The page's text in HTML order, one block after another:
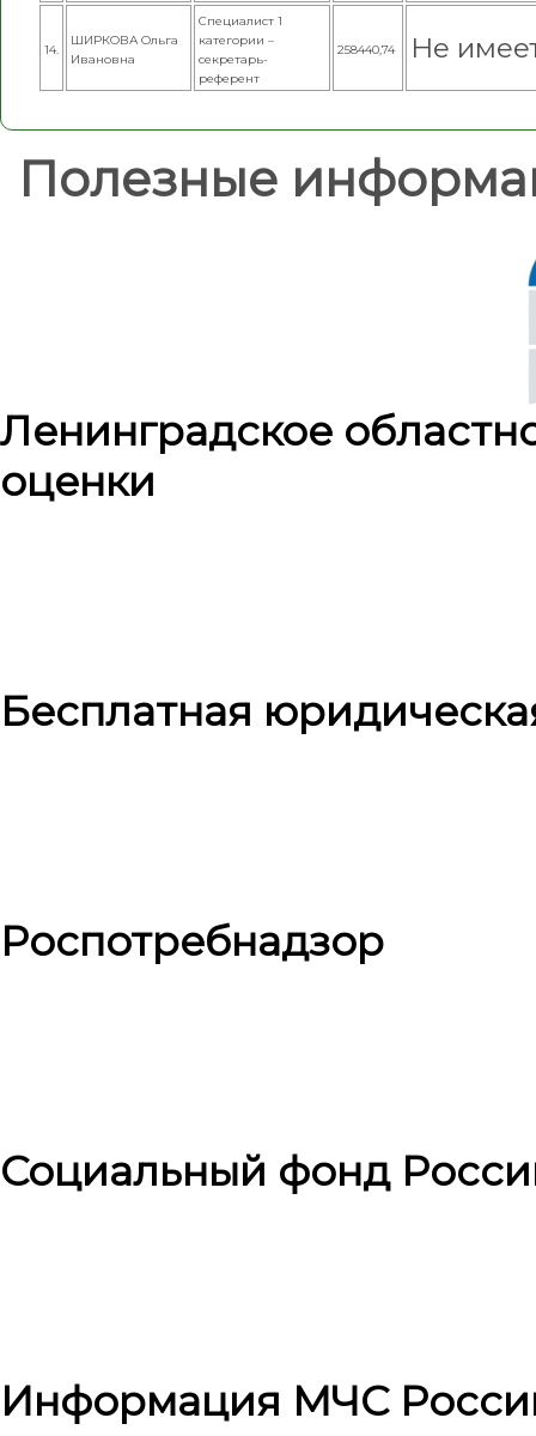
14.
ШИРКОВА Ольга
Ивановна
Специалист 1
категории –
секретарь-
референт
258440,74 Не
Полезные
Ленинградское
оценки
Бесплатная
Роспотребнадзор
Социальный фонд
Информация МЧС